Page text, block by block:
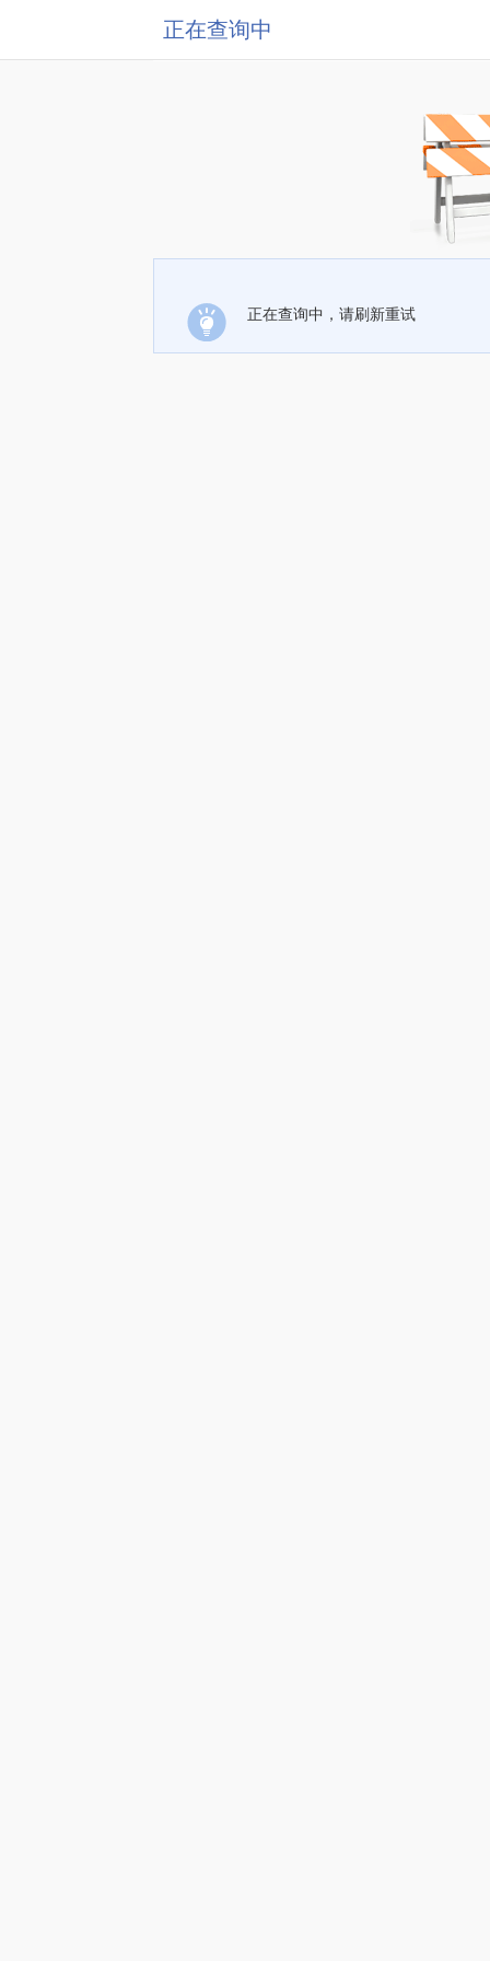
正在查询中
正在查询中，请刷新重试